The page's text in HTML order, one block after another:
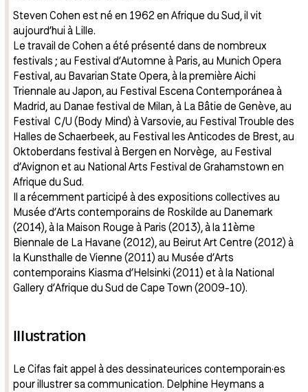
Steven Cohen est né en 1962 en Afrique du Sud, il vit
aujourd’hui à Lille.
Le travail de Cohen a été présenté dans de nombreux
festivals ; au Festival d’Automne à Paris, au Munich Opera
Festival, au Bavarian State Opera, à la première Aichi
Triennale au Japon, au Festival Escena Contemporánea à
Madrid, au Danae festival de Milan, à La Bâtie de Genève, au
Festival C/U (Body Mind) à Varsovie, au Festival Trouble des
Halles de Schaerbeek, au Festival les Anticodes de Brest, au
Oktoberdans festival à Bergen en Norvège, au Festival
d’Avignon et au National Arts Festival de Grahamstown en
Afrique du Sud.
Il a récemment participé à des expositions collectives au
Musée d’Arts contemporains de Roskilde au Danemark
(2014), à la Maison Rouge à Paris (2013), à la 11ème
Biennale de La Havane (2012), au Beirut Art Centre (2012) à
la Kunsthalle de Vienne (2011) au Musée d’Arts
contemporains Kiasma d’Helsinki (2011) et à la National
Gallery d’Afrique du Sud de Cape Town (2009-10).
Illustration
Le Cifas fait appel à des dessinateurices contemporain·es
pour illustrer sa communication. Delphine Heymans a